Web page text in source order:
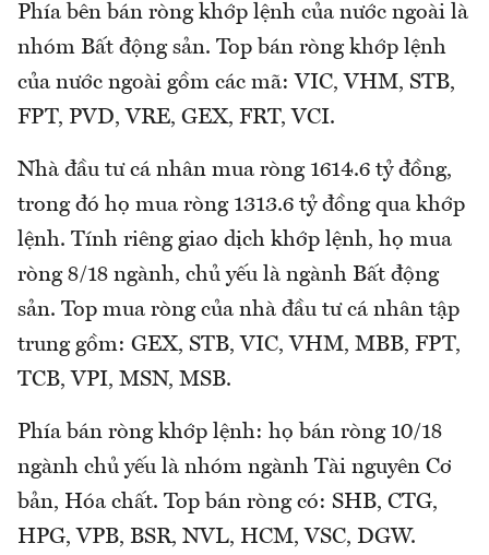
Phía bên bán ròng khớp lệnh của nước ngoài là
nhóm Bất động sản. Top bán ròng khớp lệnh
của nước ngoài gồm các mã: VIC, VHM, STB,
FPT, PVD, VRE, GEX, FRT, VCI.
Nhà đầu tư cá nhân mua ròng 1614.6 tỷ đồng,
trong đó họ mua ròng 1313.6 tỷ đồng qua khớp
lệnh. Tính riêng giao dịch khớp lệnh, họ mua
ròng 8/18 ngành, chủ yếu là ngành Bất động
sản. Top mua ròng của nhà đầu tư cá nhân tập
trung gồm: GEX, STB, VIC, VHM, MBB, FPT,
TCB, VPI, MSN, MSB.
Phía bán ròng khớp lệnh: họ bán ròng 10/18
ngành chủ yếu là nhóm ngành Tài nguyên Cơ
bản, Hóa chất. Top bán ròng có: SHB, CTG,
HPG, VPB, BSR, NVL, HCM, VSC, DGW.